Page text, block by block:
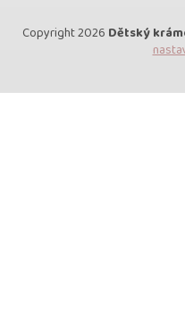
Copyright 2026 Dětský